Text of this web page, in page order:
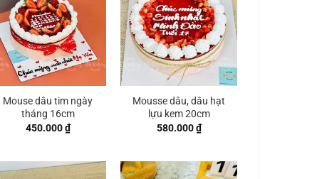
Mouse dâu tim ngày
tháng 16cm
450.000₫
Mousse dâu, dâu hạt
lựu kem 20cm
580.000₫